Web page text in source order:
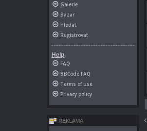
Galerie
Bazar
Hledat
Registrovat
Help
FAQ
BBCode FAQ
Terms of use
Privacy policy
REKLAMA